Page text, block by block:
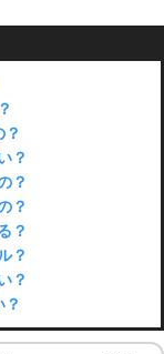
？
？
？
？
？
？